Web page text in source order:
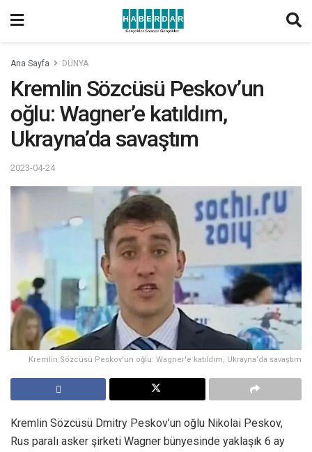
Ana Sayfa DÜNYA
Kremlin Sözcüsü Peskov’un
oğlu: Wagner’e katıldım,
Ukrayna’da savaştım
2023-04-24
Kremlin Sözcüsü Peskov'un oğlu: Wagner'e katıldım, Ukrayna'da savaştım
Kremlin Sözcüsü Dmitry Peskov’un oğlu Nikolai Peskov,
Rus paralı asker şirketi Wagner bünyesinde yaklaşık 6 ay